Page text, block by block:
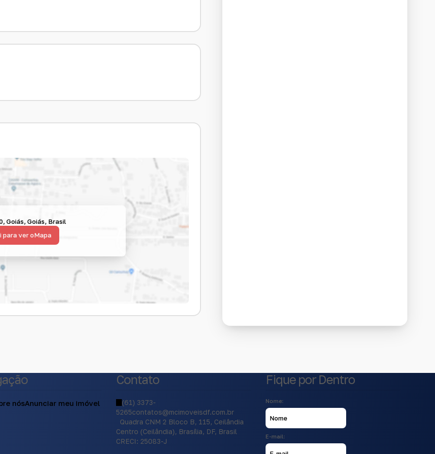
,Goiás,Goiás, Brasil
para ver oMapa
nósAnunciar meu imóvel
Contato
(61) 3373-
5265contatos@mcimoveisdf.com.br
Quadra CNM 2 Bloco B, 115, Ceilândia
Centro (Ceilândia), Brasília, DF, Brasil
CRECI: 25083-J
Fique por Dentro
Nome:
E-mail: